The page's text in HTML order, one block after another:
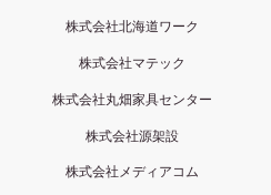
株式会社北海道ワーク
株式会社マテック
株式会社丸畑家具センター
株式会社源架設
株式会社メディアコム